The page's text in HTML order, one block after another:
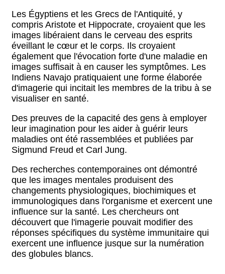
Les Égyptiens et les Grecs de l'Antiquité, y
compris Aristote et Hippocrate, croyaient que les
images libéraient dans le cerveau des esprits
éveillant le cœur et le corps. Ils croyaient
également que l'évocation forte d'une maladie en
images suffisait à en causer les symptômes. Les
Indiens Navajo pratiquaient une forme élaborée
d'imagerie qui incitait les membres de la tribu à se
visualiser en santé.
Des preuves de la capacité des gens à employer
leur imagination pour les aider à guérir leurs
maladies ont été rassemblées et publiées par
Sigmund Freud et Carl Jung.
Des recherches contemporaines ont démontré
que les images mentales produisent des
changements physiologiques, biochimiques et
immunologiques dans l'organisme et exercent une
influence sur la santé. Les chercheurs ont
découvert que l'imagerie pouvait modifier des
réponses spécifiques du système immunitaire qui
exercent une influence jusque sur la numération
des globules blancs.